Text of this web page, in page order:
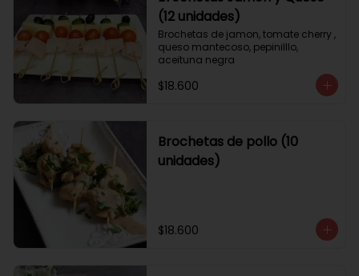
(12 unidades)
Brochetas de jamon, tomate cherry ,
queso mantecoso, pepinilllo,
aceituna negra
$18.600
Brochetas de pollo (10
unidades)
$18.600